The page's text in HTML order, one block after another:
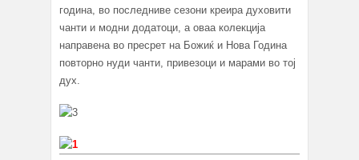
година, во последниве сезони креира духовити
чанти и модни додатоци, а оваа колекција
направена во пресрет на Божиќ и Нова Година
повторно нуди чанти, привезоци и марами во тој
дух.